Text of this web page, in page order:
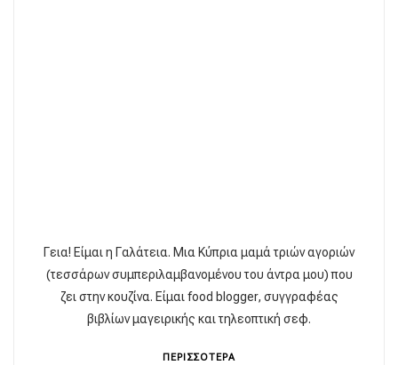
Γεια! Είμαι η Γαλάτεια. Μια Κύπρια μαμά τριών αγοριών
(τεσσάρων συμπεριλαμβανομένου του άντρα μου) που
ζει στην κουζίνα. Είμαι food blogger, συγγραφέας
βιβλίων μαγειρικής και τηλεοπτική σεφ.
ΠΕΡΙΣΣΟΤΕΡΑ